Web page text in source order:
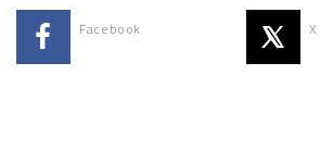
Facebook X